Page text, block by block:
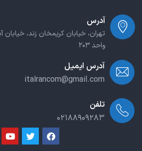
آدرس
واحد ۲۰۳
آدرس ایمیل
italrancom@gmail.com
تلفن
۰۲۱۸۸۹۰۹۲۸۳